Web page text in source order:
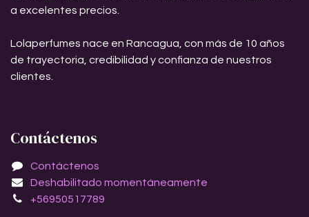
a excelentes precios.
Lolaperfumes nace en Rancagua, con más de 10 años
de trayectoria, credibilidad y confianza de nuestros
clientes.
Contáctenos
Contáctenos
Deshabilitado momentáneamente
+56950517789